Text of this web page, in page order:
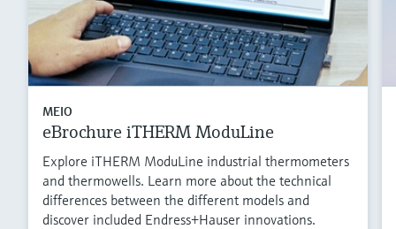
MEIO
eBrochure iTHERM ModuLine
Explore iTHERM ModuLine industrial thermometers
and thermowells. Learn more about the technical
differences between the different models and
discover included Endress+Hauser innovations.